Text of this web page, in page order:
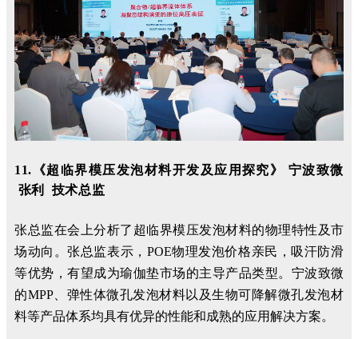
11.《超临界模压发泡材料开发及应用探究》 宁波致微
张利 技术总监
张总监在会上分析了超临界模压发泡材料的物理特性及市
场动向。张总监表示，POE物理发泡价格亲民，吸汗防滑
等优势，有望成为瑜伽垫市场的主导产品类型。宁波致微
的MPP、弹性体微孔发泡材料以及生物可降解微孔发泡材
料等产品体系均具有优异的性能和成熟的应用解决方案。